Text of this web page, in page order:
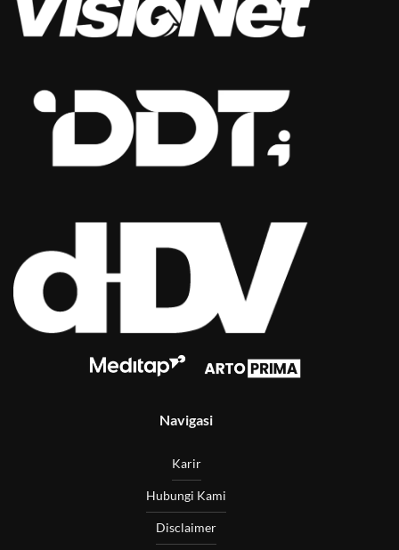
Navigasi
Karir
Hubungi Kami
Disclaimer